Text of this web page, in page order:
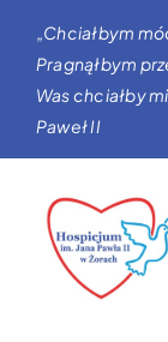
zawartości
„Chciałbym
Pragnąłbym
Was chciałby
Paweł II